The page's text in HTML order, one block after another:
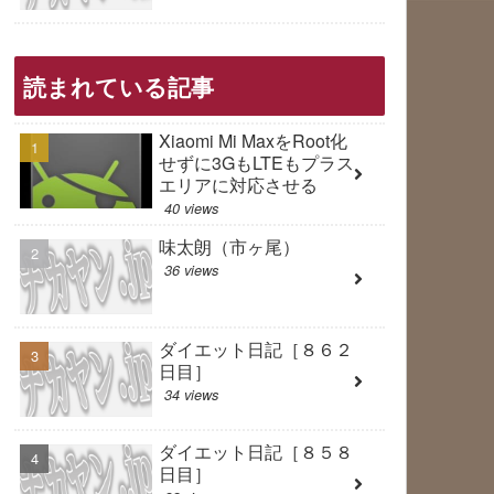
読まれている記事
Xiaomi Mi MaxをRoot化
せずに3GもLTEもプラス
エリアに対応させる
40 views
味太朗（市ヶ尾）
36 views
ダイエット日記［８６２
日目］
34 views
ダイエット日記［８５８
日目］